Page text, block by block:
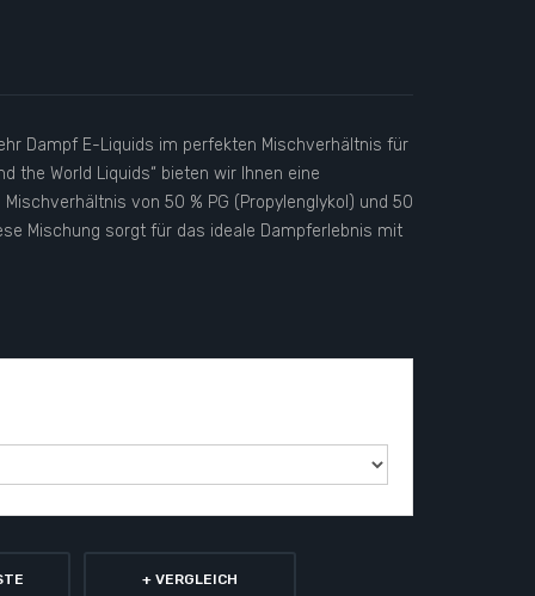
Dampf E-Liquids im perfekten Mischverhältnis für
the World Liquids“ bieten wir Ihnen eine
von 50 % PG (Propylenglykol) und 50
Mischung sorgt für das ideale Dampferlebnis mit
+ VERGLEICH